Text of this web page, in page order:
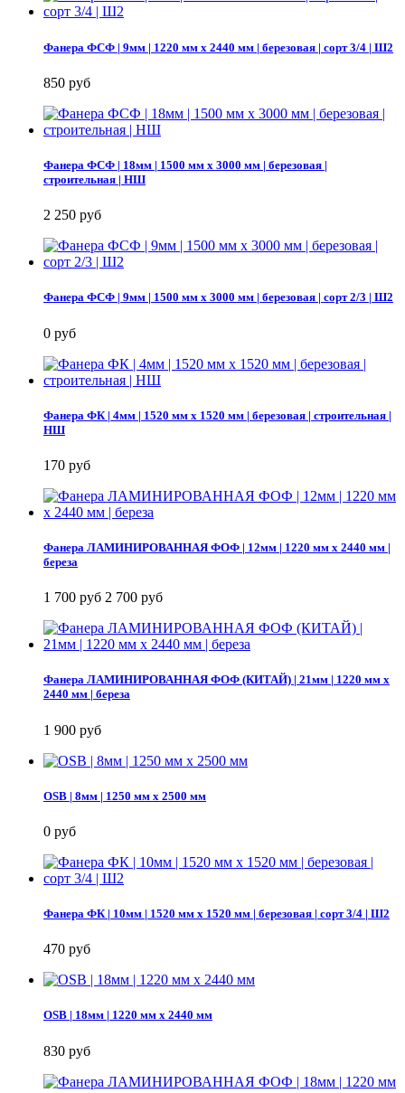
Фанера ФСФ | 9мм | 1220 мм х 2440 мм | березовая | сорт 3/4 | Ш2
850 руб
Фанера ФСФ | 18мм | 1500 мм х 3000 мм | березовая |
строительная | НШ
2 250 руб
Фанера ФСФ | 9мм | 1500 мм х 3000 мм | березовая | сорт 2/3 | Ш2
0 руб
Фанера ФК | 4мм | 1520 мм х 1520 мм | березовая | строительная |
НШ
170 руб
Фанера ЛАМИНИРОВАННАЯ ФОФ | 12мм | 1220 мм х 2440 мм |
береза
1 700 руб 2 700 руб
Фанера ЛАМИНИРОВАННАЯ ФОФ (КИТАЙ) | 21мм | 1220 мм х
2440 мм | береза
1 900 руб
OSB | 8мм | 1250 мм х 2500 мм
0 руб
Фанера ФК | 10мм | 1520 мм х 1520 мм | березовая | сорт 3/4 | Ш2
470 руб
OSB | 18мм | 1220 мм х 2440 мм
830 руб